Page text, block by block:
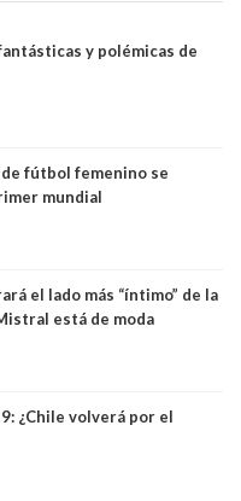
y polémicas de
fútbol femenino se
mundial
el lado más “íntimo” de la
está de moda
¿Chile volverá por el